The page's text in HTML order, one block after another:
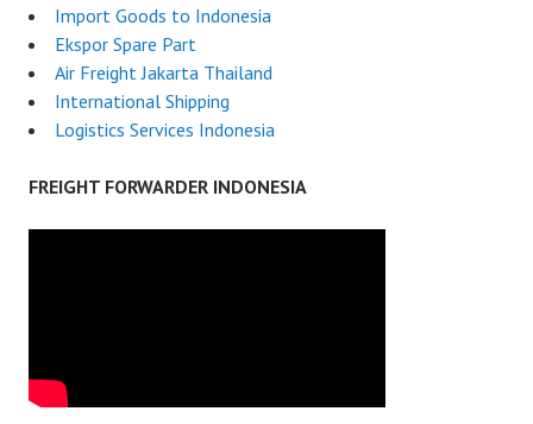
Import Goods to Indonesia
Ekspor Spare Part
Air Freight Jakarta Thailand
International Shipping
Logistics Services Indonesia
FREIGHT FORWARDER INDONESIA